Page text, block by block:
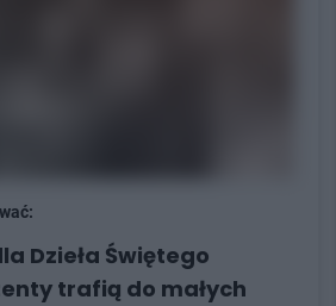
Dzieła Świętego
trafią do małych